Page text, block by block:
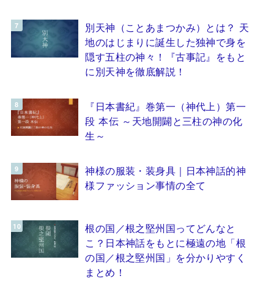
別天神（ことあまつかみ）とは？ 天
地のはじまりに誕生した独神で身を
隠す五柱の神々！『古事記』をもと
に別天神を徹底解説！
『日本書紀』巻第一（神代上）第一
段 本伝 ～天地開闢と三柱の神の化
生～
神様の服装・装身具｜日本神話的神
様ファッション事情の全て
根の国／根之堅州国ってどんなと
こ？日本神話をもとに極遠の地「根
の国／根之堅州国」を分かりやすく
まとめ！